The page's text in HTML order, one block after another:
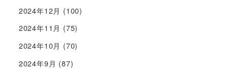
2024年12月 (100)
2024年11月 (75)
2024年10月 (70)
2024年9月 (87)